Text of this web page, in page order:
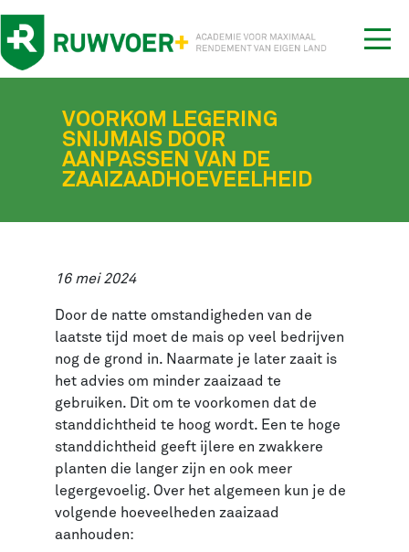
VOORKOM LEGERING
SNIJMAIS DOOR
AANPASSEN VAN DE
ZAAIZAADHOEVEELHEID
16 mei 2024
Door de natte omstandigheden van de
laatste tijd moet de mais op veel bedrijven
nog de grond in. Naarmate je later zaait is
het advies om minder zaaizaad te
gebruiken. Dit om te voorkomen dat de
standdichtheid te hoog wordt. Een te hoge
standdichtheid geeft ijlere en zwakkere
planten die langer zijn en ook meer
legergevoelig. Over het algemeen kun je de
volgende hoeveelheden zaaizaad
aanhouden: